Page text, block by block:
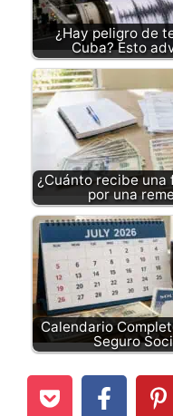
¿Hay peligro de
Cuba? Esto
¿Cuánto recibe una
por una
Calendario
Seguro